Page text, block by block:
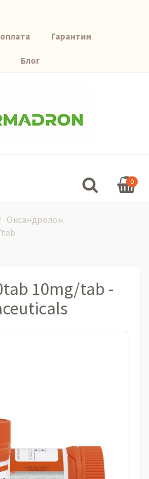
Гарантии
Блог
0
Оксандролон
10mg/tab -